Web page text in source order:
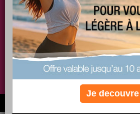
PLUS
EFFICACE
PLUS
SANTÉ
Non, je préfère le
6M de personnes ont maigri et
Je decouvre